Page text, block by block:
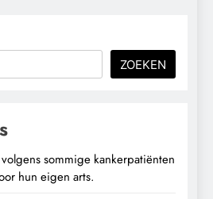
ZOEKEN
sommige kankerpatiënten
hun eigen arts.